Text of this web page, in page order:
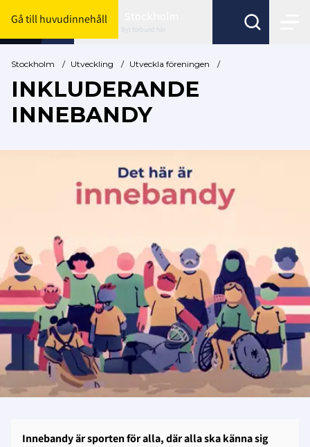
Gå till huvudinnehåll
Byt förbund här
Stockholm / Utveckling / Utveckla föreningen /
INKLUDERANDE
INNEBANDY
Innebandy är sporten för alla, där alla ska känna sig